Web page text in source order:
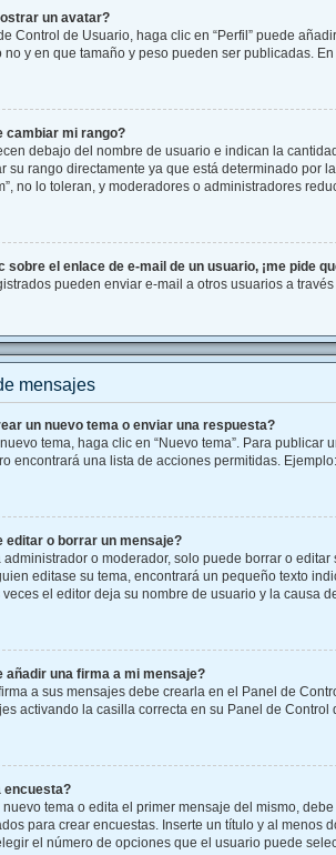
un avatar?
Control de Usuario, haga clic en “Perfil” puede
no y en que tamaño y peso pueden ser publicadas.
cambiar mi rango?
debajo del nombre de usuario e indican la
su rango directamente ya que está determinado por
no lo toleran, y moderadores o administradores
sobre el enlace de e-mail de un usuario, ¡me pide
pueden enviar e-mail a otros usuarios a
mensajes
un nuevo tema o enviar una respuesta?
tema, haga clic en “Nuevo tema”. Para
encontrará una lista de acciones permitidas.
editar o borrar un mensaje?
administrador o moderador, solo puede borrar o
editase su tema, encontrará un pequeño texto
veces el editor deja su nombre de usuario y la causa
añadir una firma a mi mensaje?
a sus mensajes debe crearla en el Panel de
activando la casilla correcta en su Panel de
encuesta?
tema o edita el primer mensaje del mismo,
para crear encuestas. Inserte un título y al
el número de opciones que el usuario puede